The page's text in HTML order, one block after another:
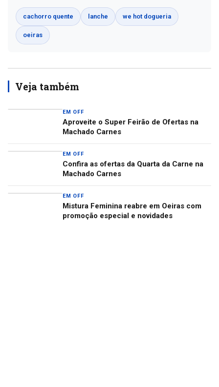
cachorro quente lanche we hot dogueria
oeiras
Veja também
EM OFF
Aproveite o Super Feirão de Ofertas na
Machado Carnes
EM OFF
Confira as ofertas da Quarta da Carne na
Machado Carnes
EM OFF
Mistura Feminina reabre em Oeiras com
promoção especial e novidades